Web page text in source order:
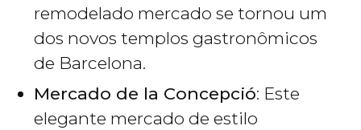
remodelado mercado se tornou um
dos novos templos gastronômicos
de Barcelona.
Mercado de la Concepció: Este
elegante mercado de estilo